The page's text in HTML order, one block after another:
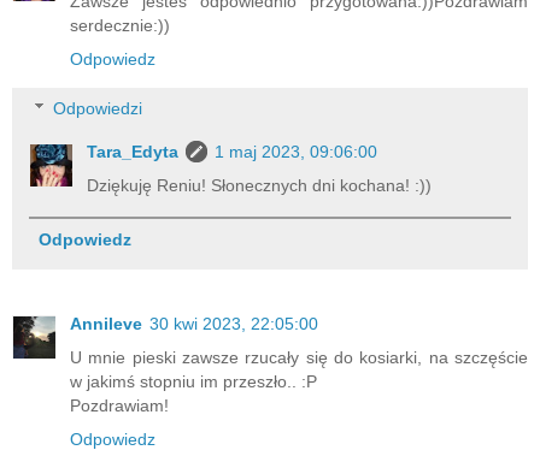
serdecznie:))
Odpowiedz
Odpowiedzi
Tara_Edyta
1 maj 2023, 09:06:00
Dziękuję Reniu! Słonecznych dni kochana! :))
Odpowiedz
Annileve 30 kwi 2023, 22:05:00
U mnie pieski zawsze rzucały się do kosiarki, na szczęście
w jakimś stopniu im przeszło.. :P
Pozdrawiam!
Odpowiedz